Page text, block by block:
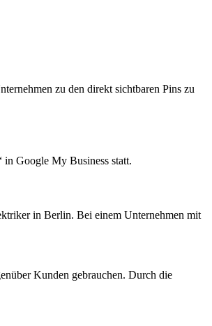
zu den direkt sichtbaren Pins zu
Google My Business statt.
in Berlin. Bei einem Unternehmen mit
Kunden gebrauchen. Durch die